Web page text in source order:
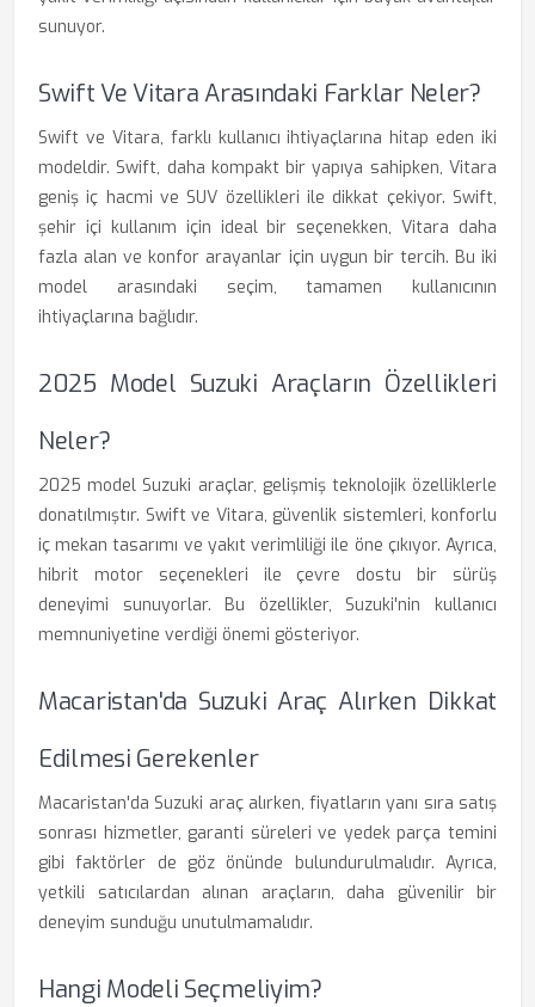
sunuyor.
Swift Ve Vitara Arasındaki Farklar Neler?
Swift ve Vitara, farklı kullanıcı ihtiyaçlarına hitap eden iki
modeldir. Swift, daha kompakt bir yapıya sahipken, Vitara
geniş iç hacmi ve SUV özellikleri ile dikkat çekiyor. Swift,
şehir içi kullanım için ideal bir seçenekken, Vitara daha
fazla alan ve konfor arayanlar için uygun bir tercih. Bu iki
model arasındaki seçim, tamamen kullanıcının
ihtiyaçlarına bağlıdır.
2025 Model Suzuki Araçların Özellikleri
Neler?
2025 model Suzuki araçlar, gelişmiş teknolojik özelliklerle
donatılmıştır. Swift ve Vitara, güvenlik sistemleri, konforlu
iç mekan tasarımı ve yakıt verimliliği ile öne çıkıyor. Ayrıca,
hibrit motor seçenekleri ile çevre dostu bir sürüş
deneyimi sunuyorlar. Bu özellikler, Suzuki'nin kullanıcı
memnuniyetine verdiği önemi gösteriyor.
Macaristan'da Suzuki Araç Alırken Dikkat
Edilmesi Gerekenler
Macaristan'da Suzuki araç alırken, fiyatların yanı sıra satış
sonrası hizmetler, garanti süreleri ve yedek parça temini
gibi faktörler de göz önünde bulundurulmalıdır. Ayrıca,
yetkili satıcılardan alınan araçların, daha güvenilir bir
deneyim sunduğu unutulmamalıdır.
Hangi Modeli Seçmeliyim?